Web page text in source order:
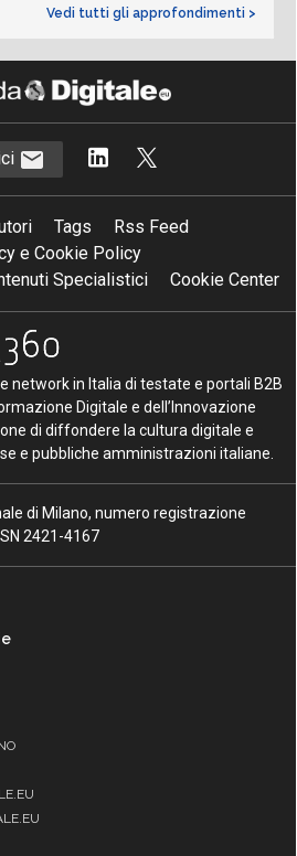
Vedi tutti gli approfondimenti >
Tags
Rss Feed
e Cookie Policy
Specialistici
Cookie Center
network in Italia di testate e portali B2B
Digitale e dell’Innovazione
di diffondere la cultura digitale e
e pubbliche amministrazioni italiane.
di Milano, numero registrazione
2421-4167